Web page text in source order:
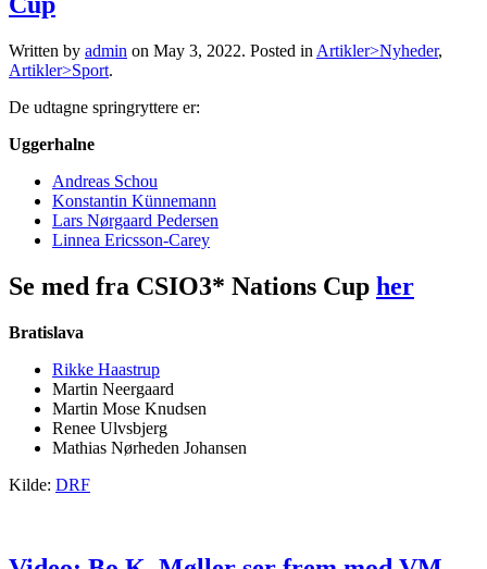
Written by admin on May 3, 2022. Posted in Artikler>Nyheder,
Artikler>Sport.
De udtagne springryttere er:
Uggerhalne
Andreas Schou
Konstantin Künnemann
Lars Nørgaard Pedersen
Linnea Ericsson-Carey
Se med fra CSIO3* Nations Cup her
Bratislava
Rikke Haastrup
Martin Neergaard
Martin Mose Knudsen
Renee Ulvsbjerg
Mathias Nørheden Johansen
Kilde: DRF